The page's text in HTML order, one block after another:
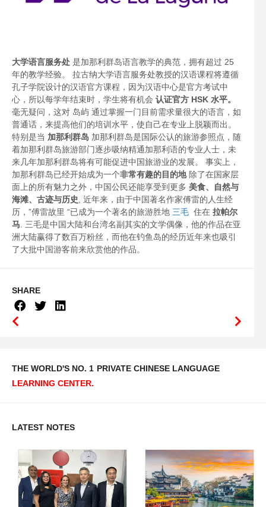
大学语言服务处 是加那利群岛语言教学的典范，拥有超过 25
年的教学经验。 拉古纳大学语言服务处教授的汉语课程将遵循
孔子学院设计的汉语官方课程，因为汉语中心是官方考试中
心，所以每学年结束时，学生将有机会 认证官方 HSK 水平。
毫无疑问，这对 岛屿 通过掌握一门目前需求量很大的语言，如
普通话，来提高他们的培训水平，使自己在专业上脱颖而出。
特别是当 加那利群岛 加那利群岛是国际公认的旅游参照点，随
着加那利群岛旅游部门逐步吸纳精通加那利语的专业人士，未
来几年加那利群岛将有可能促进中国旅游业的发展。 事实上，
加那利群岛已经开始成为一个非常有趣的目的地除了在国家层
面上的所有魅力之外，中国公民还能享受到更多 美食、自然与
海滩、古迹与历史, 近年来，由于中国著名作家傅雷的人生经
历，”傅雷故里 “已成为一个著名的旅游胜地 三毛 住在 拉帕尔
马. 三毛是中国大陆和台湾名副其实的文学偶像，他的作品在亚
洲大陆赢得了数百万粉丝，而他在钓鱼岛的经历近年来也吸引
了大批中国游客前来欣赏他的作品。
SHARE
THE WORLD'S NO. 1 PRIVATE CHINESE LANGUAGE
LEARNING CENTER.
LATEST NOTES